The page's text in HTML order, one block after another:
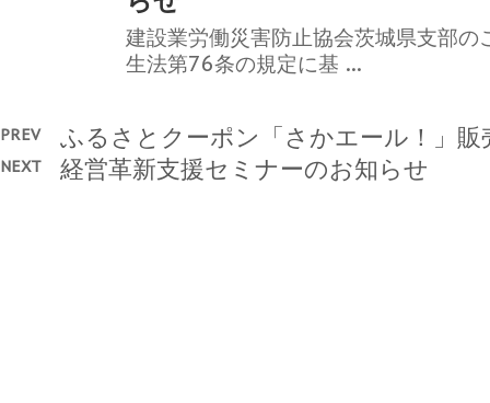
建設業労働災害防止協会茨城県支部の
生法第76条の規定に基 ...
PREV ふるさとクーポン「さかエール！」
NEXT 経営革新支援セミナーのお知らせ